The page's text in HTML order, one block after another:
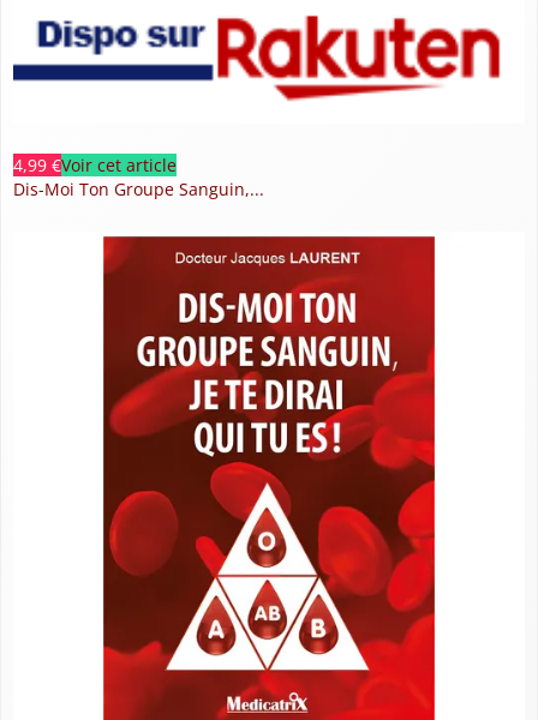
4,99 €Voir cet article
Dis-Moi Ton Groupe Sanguin,...